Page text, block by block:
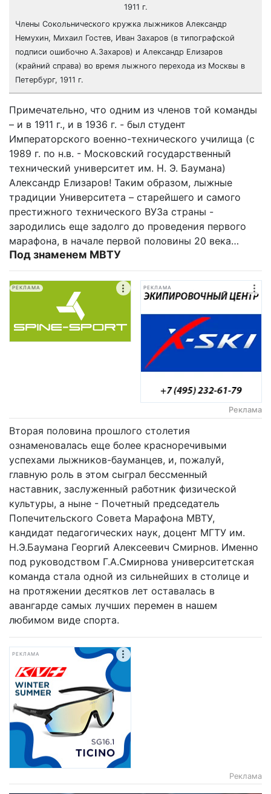
Члены Сокольнического кружка лыжников Александр
Немухин, Михаил Гостев, Иван Захаров (в типографской
подписи ошибочно А.Захаров) и Александр Елизаров
(крайний справа) во время лыжного перехода из Москвы в
Петербург, 1911 г.
Примечательно, что одним из членов той команды
– и в 1911 г., и в 1936 г. - был студент
Императорского военно-технического училища (с
1989 г. по н.в. - Московский государственный
технический университет им. Н. Э. Баумана)
Александр Елизаров! Таким образом, лыжные
традиции Университета – старейшего и самого
престижного технического ВУЗа страны -
зародились еще задолго до проведения первого
марафона, в начале первой половины 20 века…
Под знаменем МВТУ
РЕКЛАМА РЕКЛАМА
Реклама
Вторая половина прошлого столетия
ознаменовалась еще более красноречивыми
успехами лыжников-бауманцев, и, пожалуй,
главную роль в этом сыграл бессменный
наставник, заслуженный работник физической
культуры, а ныне - Почетный председатель
Попечительского Совета Марафона МВТУ,
кандидат педагогических наук, доцент МГТУ им.
Н.Э.Баумана Георгий Алексеевич Смирнов. Именно
под руководством Г.А.Смирнова университетская
команда стала одной из сильнейших в столице и
на протяжении десятков лет оставалась в
авангарде самых лучших перемен в нашем
любимом виде спорта.
РЕКЛАМА
Реклама